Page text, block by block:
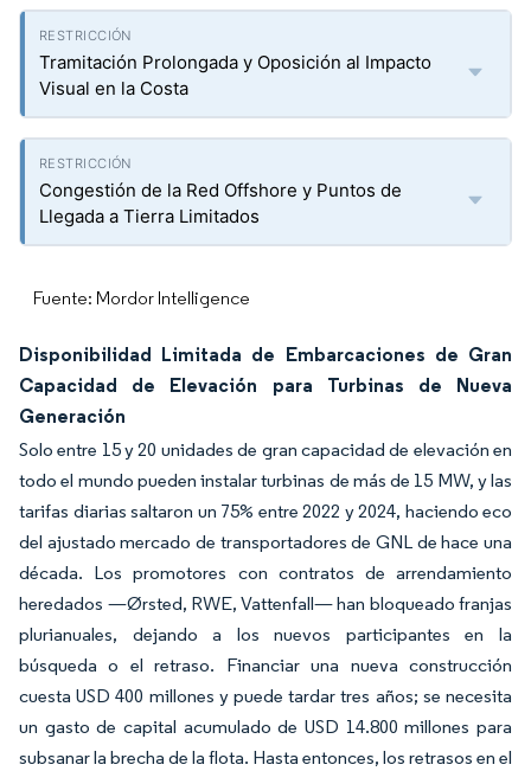
Tramitación Prolongada y Oposición al Impacto
Visual en la Costa
Congestión de la Red Offshore y Puntos de
Llegada a Tierra Limitados
Fuente: Mordor Intelligence
Disponibilidad Limitada de Embarcaciones de Gran
Capacidad de Elevación para Turbinas de Nueva
Generación
Solo entre 15 y 20 unidades de gran capacidad de elevación en
todo el mundo pueden instalar turbinas de más de 15 MW, y las
tarifas diarias saltaron un 75% entre 2022 y 2024, haciendo eco
del ajustado mercado de transportadores de GNL de hace una
década. Los promotores con contratos de arrendamiento
heredados —Ørsted, RWE, Vattenfall— han bloqueado franjas
plurianuales, dejando a los nuevos participantes en la
búsqueda o el retraso. Financiar una nueva construcción
cuesta USD 400 millones y puede tardar tres años; se necesita
un gasto de capital acumulado de USD 14.800 millones para
subsanar la brecha de la flota. Hasta entonces, los retrasos en el